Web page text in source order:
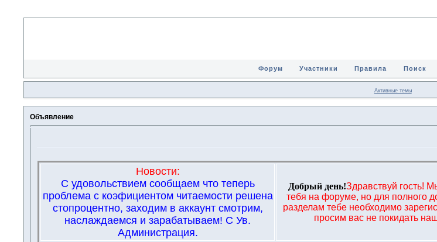
Форум Участники Правила Поиск
Активные темы
Объявление
Новости:
С удовольствием сообщаем что теперь
проблема с коэфициентом читаемости решена
стопроцентно, заходим в аккаунт смотрим,
наслаждаемся и зарабатываем! С Ув.
Администрация.
Добрый день!Здравствуй гость!
тебя на форуме, но для полного
разделам тебе необходимо
просим вас не покидать